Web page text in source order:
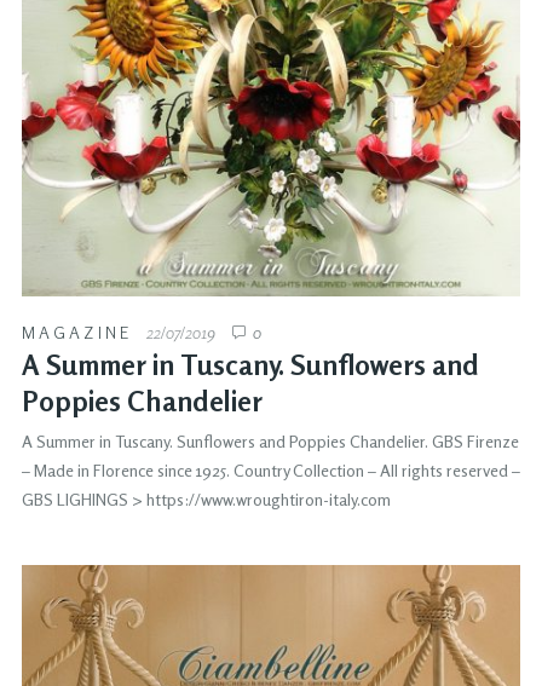
MAGAZINE 22/07/2019 0
A Summer in Tuscany. Sunflowers and
Poppies Chandelier
A Summer in Tuscany. Sunflowers and Poppies Chandelier. GBS Firenze
– Made in Florence since 1925. Country Collection – All rights reserved –
GBS LIGHINGS > https://www.wroughtiron-italy.com